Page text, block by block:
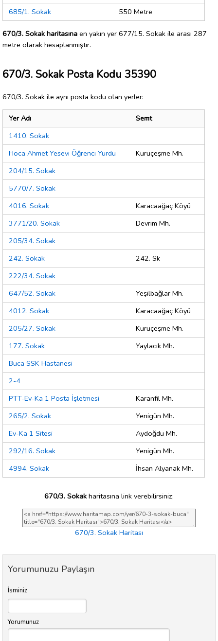
685/1. Sokak
550 Metre
670/3. Sokak haritasına en yakın yer 677/15. Sokak ile arası 287
metre olarak hesaplanmıştır.
670/3. Sokak Posta Kodu 35390
670/3. Sokak ile aynı posta kodu olan yerler:
Yer Adı
Semt
1410. Sokak
Hoca Ahmet Yesevi Öğrenci Yurdu
Kuruçeşme Mh.
204/15. Sokak
5770/7. Sokak
4016. Sokak
Karacaağaç Köyü
3771/20. Sokak
Devrim Mh.
205/34. Sokak
242. Sokak
242. Sk
222/34. Sokak
647/52. Sokak
Yeşilbağlar Mh.
4012. Sokak
Karacaağaç Köyü
205/27. Sokak
Kuruçeşme Mh.
177. Sokak
Yaylacık Mh.
Buca SSK Hastanesi
2-4
PTT-Ev-Ka 1 Posta İşletmesi
Karanfil Mh.
265/2. Sokak
Yenigün Mh.
Ev-Ka 1 Sitesi
Aydoğdu Mh.
292/16. Sokak
Yenigün Mh.
4994. Sokak
İhsan Alyanak Mh.
670/3. Sokak haritasına link verebilirsiniz;
670/3. Sokak Haritası
Yorumunuzu Paylaşın
İsminiz
Yorumunuz